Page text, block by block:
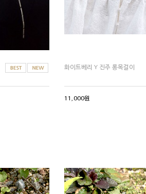
화이트베리 Y 진주 롱목걸이
11,000원